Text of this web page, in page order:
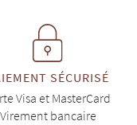
SÉCURISÉ
Visa et MasterCard
Virement bancaire